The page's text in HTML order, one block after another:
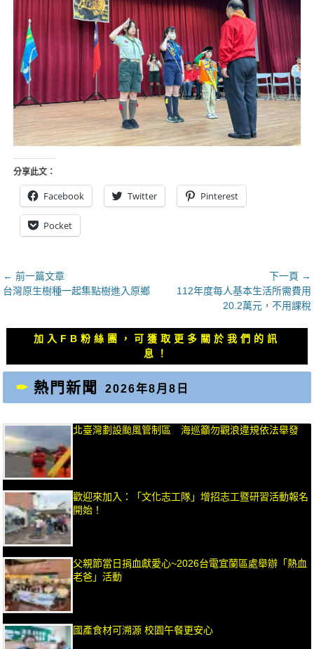
分享此文：
Facebook Twitter Pinterest
Pocket
文
章
覽
← 前一篇文章
上
台灣原生樹種一起集點樹進入原鄉
下一頁 →
文
章：
112年度每人基本生活所需費用
20.2萬元，不用課稅
加入FB粉絲團，可獲取更多關於我們的訊
息！
熱門新聞 2026年8月8日
北臺灣劃設颱風管制區 海巡籲勿觀浪違規依法舉發
歡迎來加入：「文化志工隊」增招志工暨研習活動報名
開始！
父親節當日捐血獻愛心~2026台電宜蘭區處舉辦「熱血
老爸」活動
國產食材可溯源 校園午餐更安心